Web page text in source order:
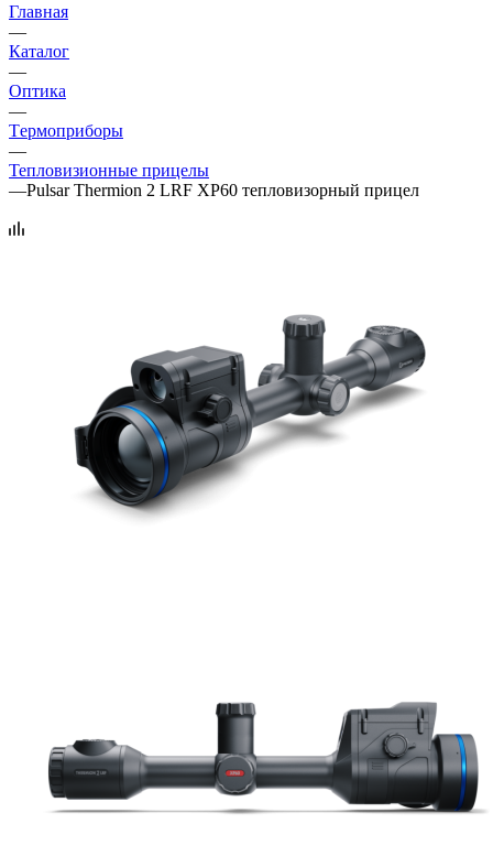
Главная
—
Каталог
—
Оптика
—
Tермоприборы
—
Тепловизионные прицелы
—Pulsar Thermion 2 LRF XP60 тепловизорный прицел